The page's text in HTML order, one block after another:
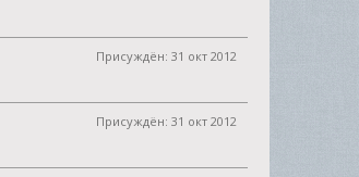
Присуждён: 31 окт 2012
Присуждён: 31 окт 2012